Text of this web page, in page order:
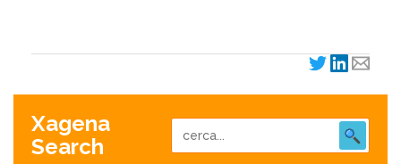
Xagena
Search